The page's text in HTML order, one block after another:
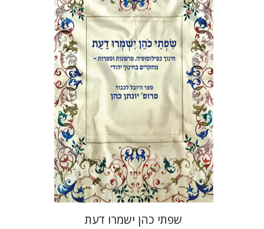
אלי הולצר אבינועם רוזנק
הנחת אתר ספר מודפס
$46
$41
שפתי כהן ישמרו דעת